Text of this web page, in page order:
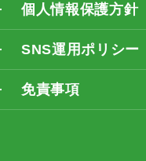
個人情報保護方針
SNS運用ポリシー
免責事項